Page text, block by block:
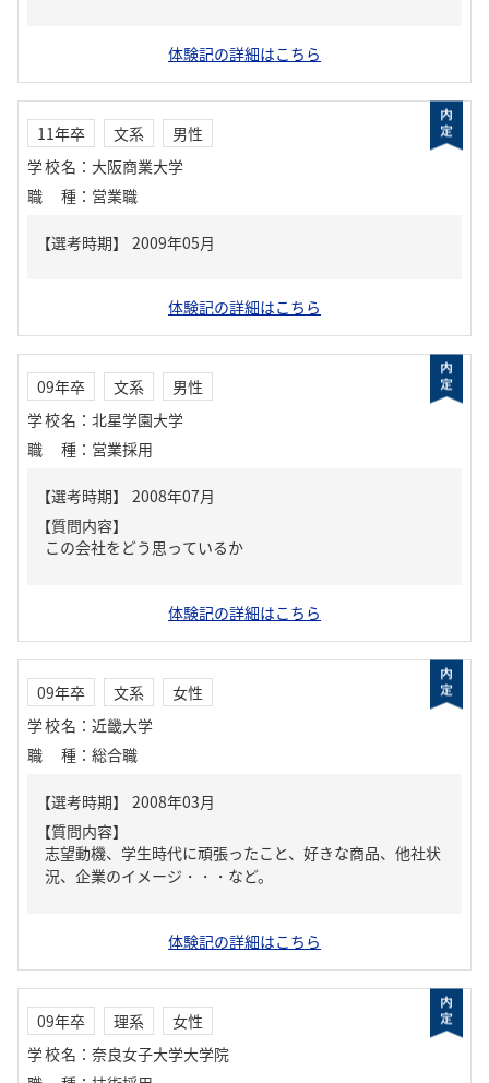
体験記の詳細はこちら
11年卒 文系
男性
学校名 ： 大阪商業大学
職種 ： 営業職
体験記の詳細はこちら
09年卒 文系
男性
学校名 ： 北星学園大学
職種 ： 営業採用
【質問内容】
この会社をどう思っているか
体験記の詳細はこちら
09年卒 文系
女性
学校名 ： 近畿大学
職種 ： 総合職
【質問内容】
志望動機、学生時代に頑張ったこと、好きな商品、他社状
況、企業のイメージ・・・など。
体験記の詳細はこちら
09年卒 理系
女性
学校名 ： 奈良女子大学大学院